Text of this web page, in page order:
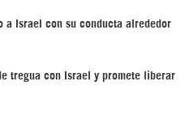
a Israel con su conducta alrededor
tregua con Israel y promete liberar